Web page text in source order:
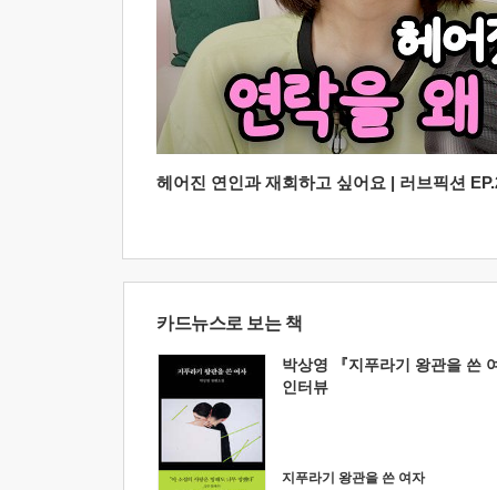
헤어진 연인과 재회하고 싶어요 | 러브픽션
카드뉴스로 보는 책
박상영 『지푸라기 왕관을 쓴
인터뷰
지푸라기 왕관을 쓴 여자